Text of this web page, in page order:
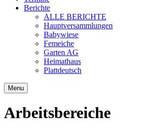
Berichte
ALLE BERICHTE
Hauptversammlungen
Babywiese
Femeiche
Garten AG
Heimathaus
Plattdeutsch
Menu
Arbeitsbereiche